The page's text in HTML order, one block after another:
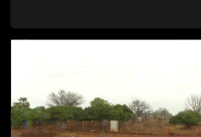
chavela vutomi bya vona.